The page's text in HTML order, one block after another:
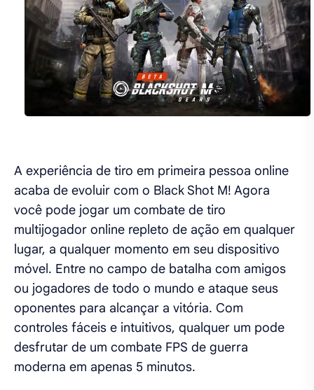
A experiência de tiro em primeira pessoa online
acaba de evoluir com o Black Shot M! Agora
você pode jogar um combate de tiro
multijogador online repleto de ação em qualquer
lugar, a qualquer momento em seu dispositivo
móvel. Entre no campo de batalha com amigos
ou jogadores de todo o mundo e ataque seus
oponentes para alcançar a vitória. Com
controles fáceis e intuitivos, qualquer um pode
desfrutar de um combate FPS de guerra
moderna em apenas 5 minutos.